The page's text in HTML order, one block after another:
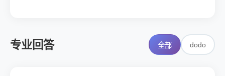
专业回答 全部 dodo